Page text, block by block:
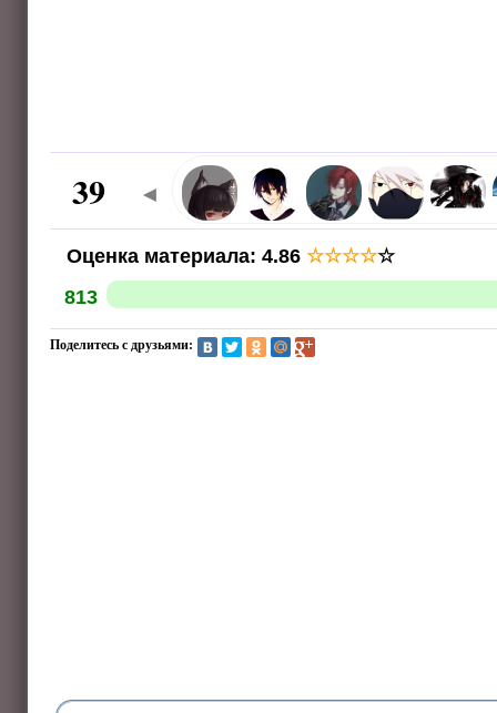
39 ◄
Оценка материала: 4.86 ☆☆☆☆☆
813
Поделитесь с друзьями: